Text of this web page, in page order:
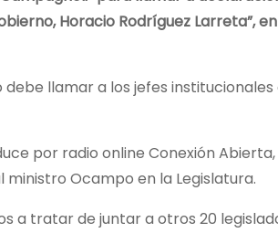
Horacio Rodríguez Larreta”,
llamar a los jefes institucionales
por radio online Conexión
Ocampo en la Legislatura.
a tratar de juntar a otros 20